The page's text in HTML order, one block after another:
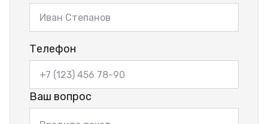
Телефон
Ваш вопрос